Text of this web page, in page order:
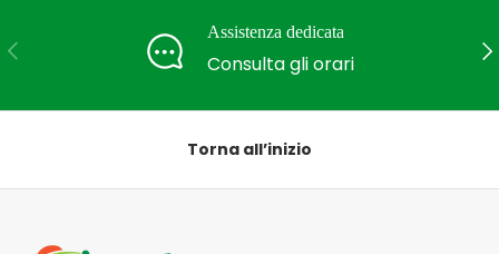
Indietro
Assistenza dedicata
Consulta gli orari
Torna all’inizio